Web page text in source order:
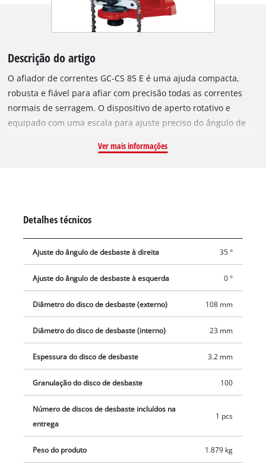
Descrição do artigo
O afiador de correntes GC-CS 85 E é uma ajuda compacta,
robusta e fiável para afiar com precisão todas as correntes
normais de serragem. O dispositivo de aperto rotativo e
equipado com uma escala para ajuste preciso do ângulo de
da serra, sem a virar. A limitação da profundidade protege a
Ver mais informações
Detalhes técnicos
Ajuste do ângulo de desbaste à direita 35 °
Ajuste do ângulo de desbaste à esquerda 0 °
Diâmetro do disco de desbaste (externo) 108 mm
Diâmetro do disco de desbaste (interno) 23 mm
Espessura do disco de desbaste 3.2 mm
Granulação do disco de desbaste 100
Número de discos de desbaste incluídos na
entrega
1 pcs
Peso do produto 1.879 kg